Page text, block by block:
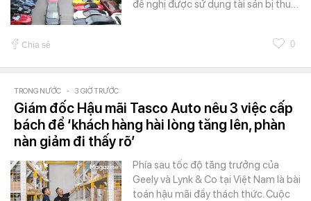
đề nghị được sử dụng tài sản bị thu…
Chia sẻ 0
TRONG NƯỚC - 3 GIỜ TRƯỚC
Giám đốc Hậu mãi Tasco Auto nêu 3 việc cấp
bách để ‘khách hàng hài lòng tăng lên, phàn
nàn giảm đi thấy rõ’
Phía sau tốc độ tăng trưởng của
Geely và Lynk & Co tại Việt Nam là bài
toán hậu mãi đầy thách thức. Cuộc